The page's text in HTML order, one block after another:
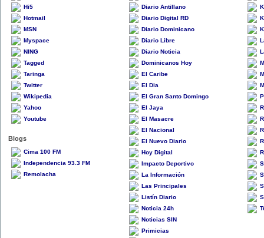
Hi5
Hotmail
MSN
Myspace
NING
Tagged
Taringa
Twitter
Wikipedia
Yahoo
Youtube
Blogs
Cima 100 FM
Independencia 93.3 FM
Remolacha
Diario Antillano
Diario Digital RD
Diario Dominicano
Diario Libre
Diario Noticia
Dominicanos Hoy
El Caribe
El Dia
El Gran Santo Domingo
El Jaya
El Masacre
El Nacional
El Nuevo Diario
Hoy Digital
Impacto Deportivo
La Información
Las Principales
Listín Diario
Noticia 24h
Noticias SIN
Primicias